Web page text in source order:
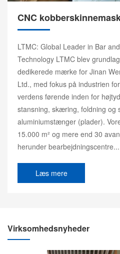
CNC
LTMC: Global Leader in Bar
Technology LTMC blev
dedikerede mærke for Jinan
Ltd., med fokus på industrien
verdens førende inden for
stansning, skæring, foldning og
aluminiumstænger (plader).
15.000 m² og mere end 30
herunder bearbejdningscentre...
Læs mere
Virksomhedsnyheder